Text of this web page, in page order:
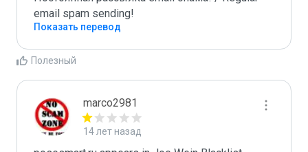
email spam sending!
Показать перевод
Полезный
marco2981
14 лет назад